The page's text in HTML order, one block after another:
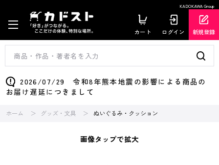
KADOKAWA Group
カート ログイン 新規登録
2026/07/29 令和8年熊本地震の影響による商品の
お届け遅延につきまして
ホーム グッズ・文具 ぬいぐるみ・クッション
画像タップで拡大